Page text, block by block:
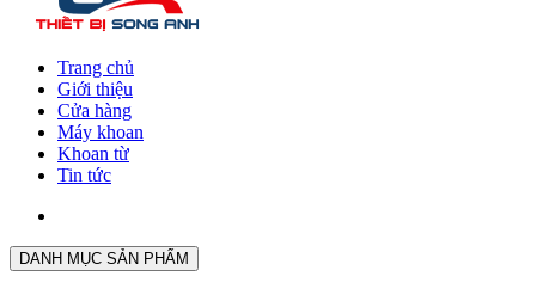
Trang chủ
Giới thiệu
Cửa hàng
Máy khoan
Khoan từ
Tin tức
DANH MỤC SẢN PHẨM